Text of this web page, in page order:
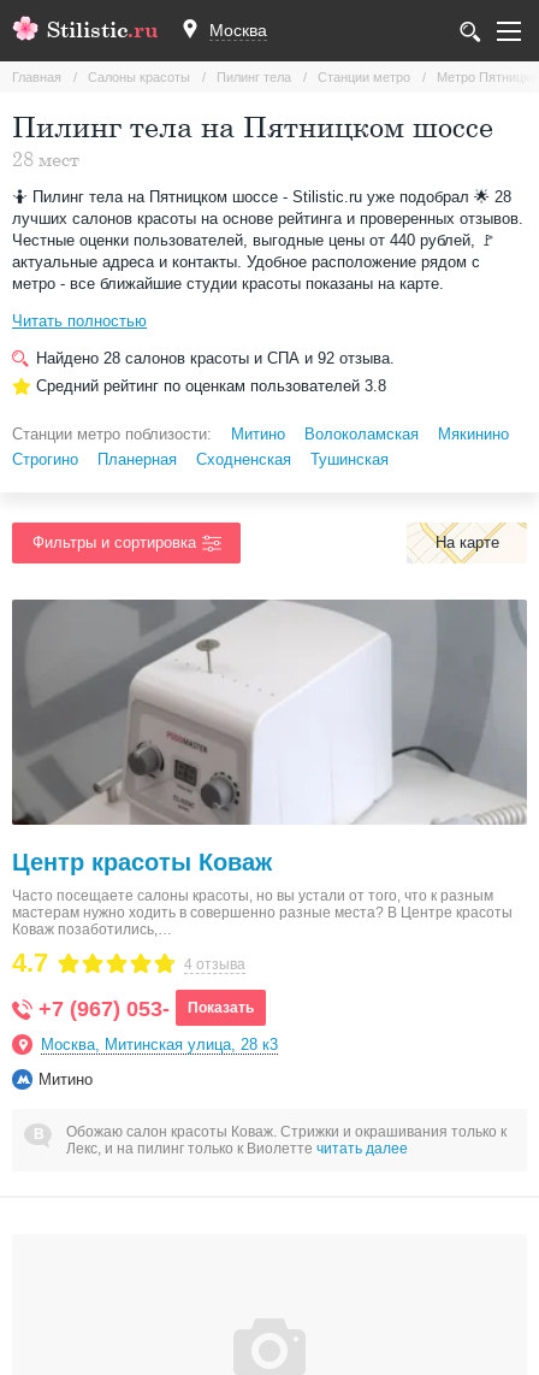
Stilistic.ru Москва
Главная Салоны красоты Пилинг тела Станции метро Метро
Пилинг тела на Пятницком шоссе
28 мест
🤷 Пилинг тела на Пятницком шоссе - Stilistic.ru уже подобрал 🌟 28
лучших салонов красоты на основе рейтинга и проверенных отзывов.
Честные оценки пользователей, выгодные цены от 440 рублей, 🚩
актуальные адреса и контакты. Удобное расположение рядом с
метро - все ближайшие студии красоты показаны на карте.
Читать полностью
Найдено 28 салонов красоты и СПА и 92 отзыва.
Средний рейтинг по оценкам пользователей 3.8
Станции метро поблизости: Митино Волоколамская
Мякинино
Строгино
Планерная Сходненская Тушинская
На карте
Центр красоты Коваж
Часто посещаете салоны красоты, но вы устали от того, что к разным
мастерам нужно ходить в совершенно разные места? В Центре красоты
Коваж позаботились,…
4 отзыва
4.7
+7 (967) 053- Показать
Москва, Митинская улица, 28 к3
Митино
Обожаю салон красоты Коваж. Стрижки и окрашивания только к
Лекс, и на пилинг только к Виолетте читать далее